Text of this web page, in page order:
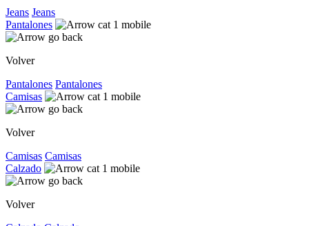
Jeans Jeans
Pantalones
Volver
Pantalones Pantalones
Camisas
Volver
Camisas Camisas
Calzado
Volver